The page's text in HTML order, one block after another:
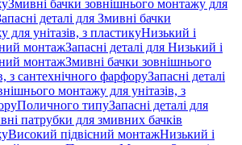
Змивні бачки зовнішнього монтажу для
деталі для Змивні бачки
унітазів, з пластикуНизький і
монтажЗапасні деталі для Низький і
монтажЗмивні бачки зовнішнього
з сантехнічного фарфоруЗапасні деталі
монтажу для унітазів, з
Поличного типуЗапасні деталі для
патрубки для змивних бачків
Високий підвісний монтажНизький і